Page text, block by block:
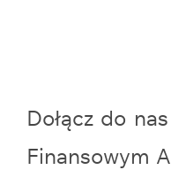
Dołącz do
Finansowym